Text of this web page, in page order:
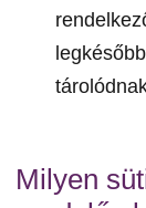
Milyen